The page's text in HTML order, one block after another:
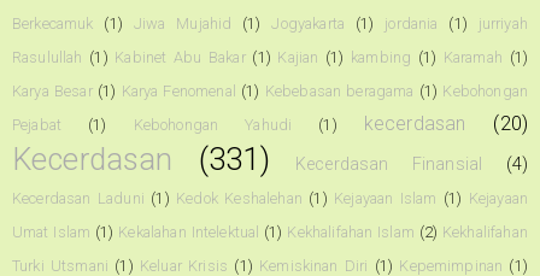
Berkecamuk
(1) Jiwa Mujahid (1) Jogyakarta (1) jordania (1)
jurriyah
Rasulullah (1) Kabinet Abu Bakar (1) Kajian (1) kambing (1) Karamah (1)
Karya Besar (1) Karya Fenomenal (1) Kebebasan beragama (1) Kebohongan
Pejabat
(1) Kebohongan Yahudi (1) kecerdasan (20)
Kecerdasan (331) Kecerdasan Finansial (4)
Kecerdasan Laduni (1) Kedok Keshalehan (1) Kejayaan Islam (1) Kejayaan
Umat Islam (1) Kekalahan Intelektual (1) Kekhalifahan Islam (2) Kekhalifahan
Turki Utsmani (1) Keluar Krisis (1) Kemiskinan Diri (1) Kepemimpinan (1)